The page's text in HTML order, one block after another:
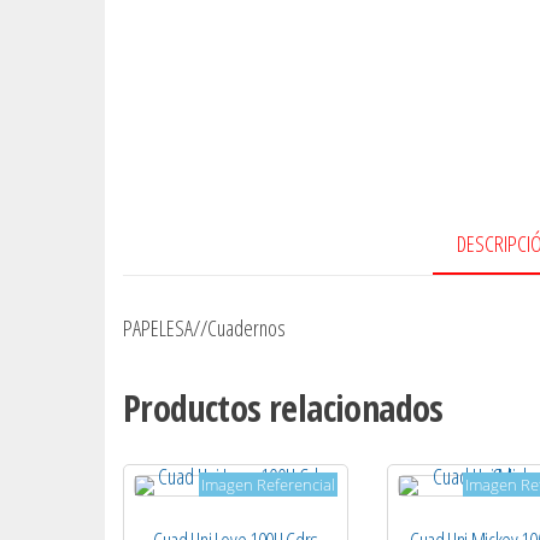
PAPELESA//Cuadernos
Productos relacionados
Imagen Referencial Imagen